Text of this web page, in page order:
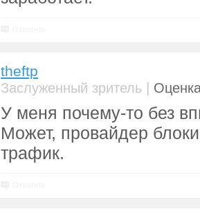
theftp
Заслуженный зритель |
У меня почему-то без
Может, провайдер
трафик.